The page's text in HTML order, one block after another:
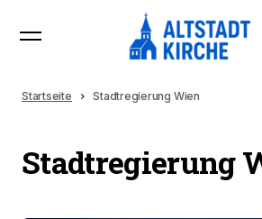
Startseite Stadtregierung Wien
Stadtregierung